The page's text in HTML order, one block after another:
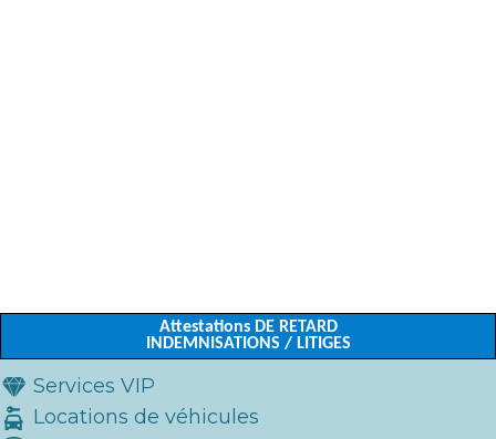
Attestations DE RETARD
INDEMNISATIONS / LITIGES
Services VIP
Locations de véhicules